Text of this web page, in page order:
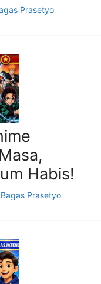
Prasetyo
Habis!
Bagas Prasetyo